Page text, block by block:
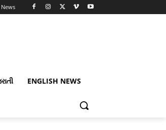
ENGLISH NEWS